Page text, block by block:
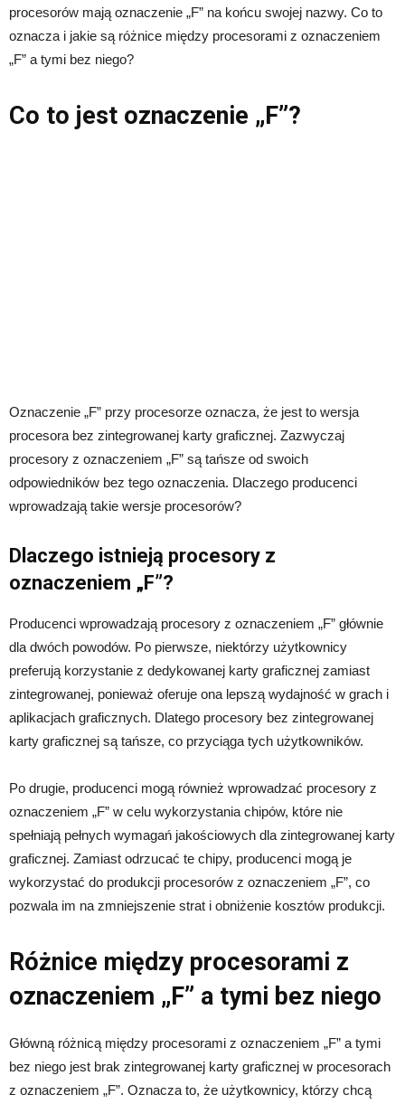
procesorów mają oznaczenie „F” na końcu swojej nazwy. Co to
oznacza i jakie są różnice między procesorami z oznaczeniem
„F” a tymi bez niego?
Co to jest oznaczenie „F”?
Oznaczenie „F” przy procesorze oznacza, że jest to wersja
procesora bez zintegrowanej karty graficznej. Zazwyczaj
procesory z oznaczeniem „F” są tańsze od swoich
odpowiedników bez tego oznaczenia. Dlaczego producenci
wprowadzają takie wersje procesorów?
Dlaczego istnieją procesory z
oznaczeniem „F”?
Producenci wprowadzają procesory z oznaczeniem „F” głównie
dla dwóch powodów. Po pierwsze, niektórzy użytkownicy
preferują korzystanie z dedykowanej karty graficznej zamiast
zintegrowanej, ponieważ oferuje ona lepszą wydajność w grach i
aplikacjach graficznych. Dlatego procesory bez zintegrowanej
karty graficznej są tańsze, co przyciąga tych użytkowników.
Po drugie, producenci mogą również wprowadzać procesory z
oznaczeniem „F” w celu wykorzystania chipów, które nie
spełniają pełnych wymagań jakościowych dla zintegrowanej karty
graficznej. Zamiast odrzucać te chipy, producenci mogą je
wykorzystać do produkcji procesorów z oznaczeniem „F”, co
pozwala im na zmniejszenie strat i obniżenie kosztów produkcji.
Różnice między procesorami z
oznaczeniem „F” a tymi bez niego
Główną różnicą między procesorami z oznaczeniem „F” a tymi
bez niego jest brak zintegrowanej karty graficznej w procesorach
z oznaczeniem „F”. Oznacza to, że użytkownicy, którzy chcą